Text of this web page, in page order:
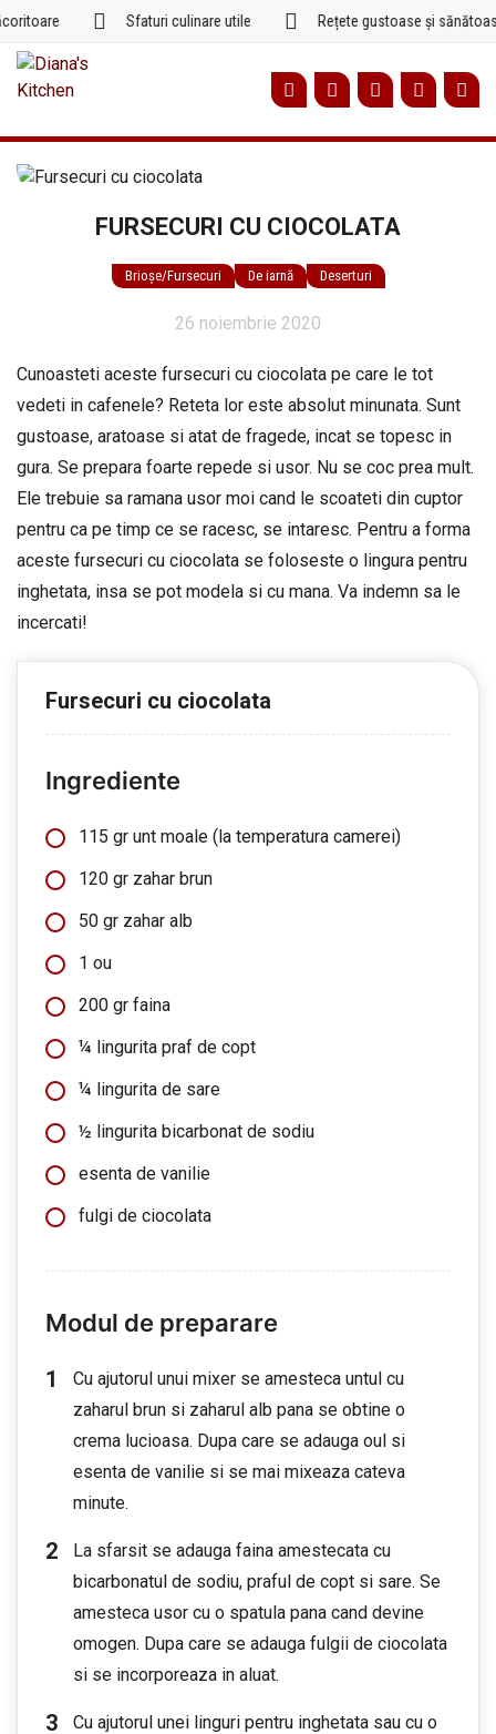
Sari
conținut
Sfaturi culinare utile Rețete gustoase și sănătoase
FURSECURI CU CIOCOLATA
Brioșe/Fursecuri De iarnă Deserturi
26 noiembrie 2020
Cunoasteti aceste fursecuri cu ciocolata pe care le tot
vedeti in cafenele? Reteta lor este absolut minunata. Sunt
gustoase, aratoase si atat de fragede, incat se topesc in
gura. Se prepara foarte repede si usor. Nu se coc prea mult.
Ele trebuie sa ramana usor moi cand le scoateti din cuptor
pentru ca pe timp ce se racesc, se intaresc. Pentru a forma
aceste fursecuri cu ciocolata se foloseste o lingura pentru
inghetata, insa se pot modela si cu mana. Va indemn sa le
incercati!
Fursecuri cu ciocolata
Ingrediente
115 gr unt moale (la temperatura camerei)
120 gr zahar brun
50 gr zahar alb
1 ou
200 gr faina
¼ lingurita praf de copt
¼ lingurita de sare
½ lingurita bicarbonat de sodiu
esenta de vanilie
fulgi de ciocolata
Modul de preparare
Cu ajutorul unui mixer se amesteca untul cu
zaharul brun si zaharul alb pana se obtine o
crema lucioasa. Dupa care se adauga oul si
esenta de vanilie si se mai mixeaza cateva
minute.
La sfarsit se adauga faina amestecata cu
bicarbonatul de sodiu, praful de copt si sare. Se
amesteca usor cu o spatula pana cand devine
omogen. Dupa care se adauga fulgii de ciocolata
si se incorporeaza in aluat.
Cu ajutorul unei linguri pentru inghetata sau cu o